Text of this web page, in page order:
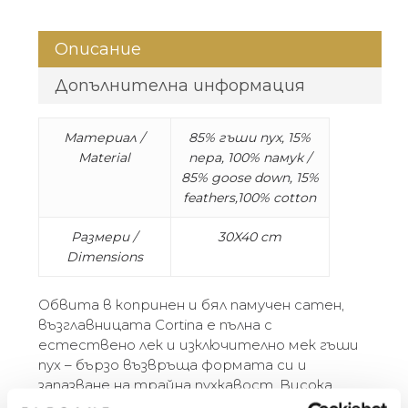
Описание
Допълнителна информация
Материал /
Material
85% гъши пух, 15%
пера, 100% памук /
85% goose down, 15%
feathers,100% cotton
Размери /
Dimensions
30X40 cm
Обвита в копринен и бял памучен сатен,
възглавницата Cortina е пълна с
естествено лек и изключително мек гъши
пух – бързо възвръща формата си и
запазване на трайна пухкавост. Висока